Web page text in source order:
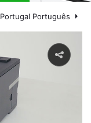
Portugal Português